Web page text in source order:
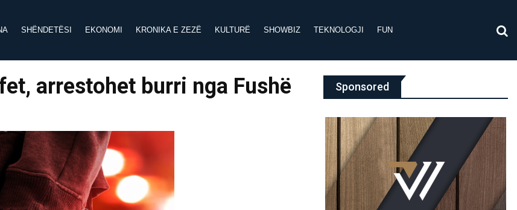
SHËNDETËSI EKONOMI KRONIKA E ZEZË KULTURË SHOWBIZ TEKNOLOGJI FUN
arrestohet burri nga Fushë
Sponsored